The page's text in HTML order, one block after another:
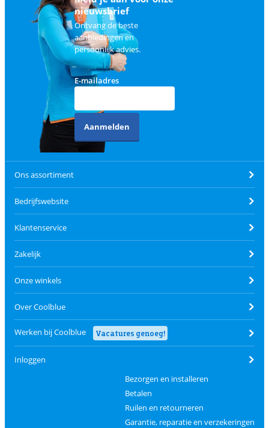
nieuwsbrief
Ontvang de beste
aanbiedingen en
persoonlijk advies.
E-mailadres
Aanmelden
Ons assortiment
Bedrijfswebsite
Klantenservice
Zakelijk
Onze winkels
Over Coolblue
Werken bij Coolblue Vacatures genoeg!
Inloggen
Bezorgen en installeren
Betalen
Ruilen en retourneren
Garantie, reparatie en verzekeringen